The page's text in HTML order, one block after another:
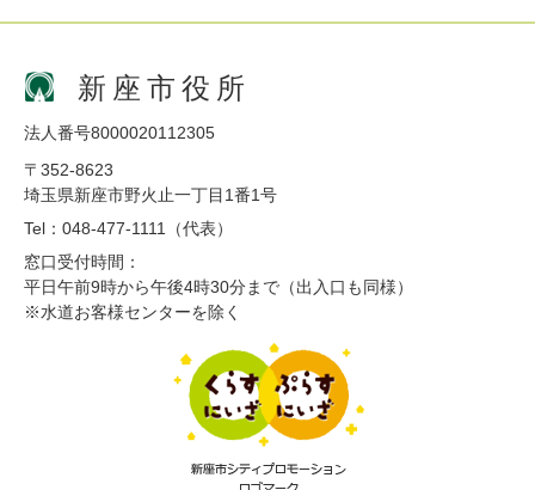
新座市役所
法人番号8000020112305
〒352-8623
埼玉県新座市野火止一丁目1番1号
Tel：048-477-1111（代表）
窓口受付時間：
平日午前9時から午後4時30分まで（出入口も同様）
※水道お客様センターを除く